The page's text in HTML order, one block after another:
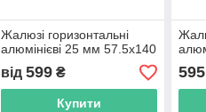
Жалюзі горизонтальні
алюмінієві 25 мм 57.5х140
від 599₴
Купити
595